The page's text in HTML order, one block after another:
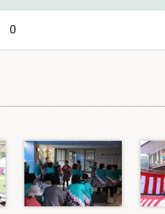
0